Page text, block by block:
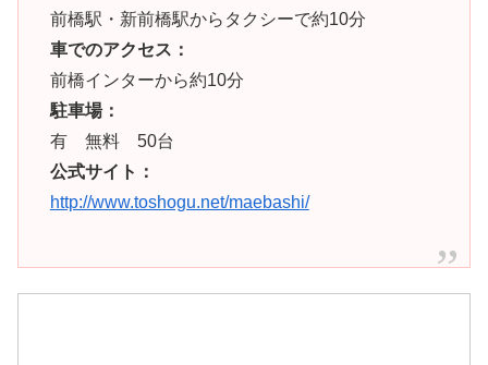
前橋駅・新前橋駅からタクシーで約10分
車でのアクセス：
前橋インターから約10分
駐車場：
有 無料 50台
公式サイト：
http://www.toshogu.net/maebashi/